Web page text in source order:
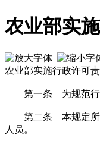
农业部实
农业部实施行政许可
第一条 为规范行政
第二条 本规定所称
人员。